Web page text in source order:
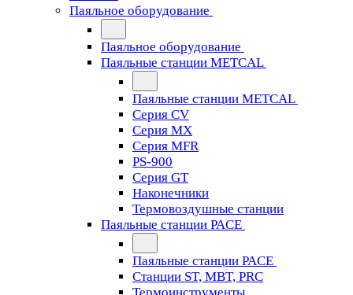
Паяльное оборудование
Паяльное оборудование
Паяльные станции METCAL
Паяльные станции METCAL
Серия CV
Серия MX
Серия MFR
PS-900
Серия GT
Наконечники
Термовоздушные станции
Паяльные станции PACE
Паяльные станции PACE
Станции ST, MBT, PRC
Термоинструменты